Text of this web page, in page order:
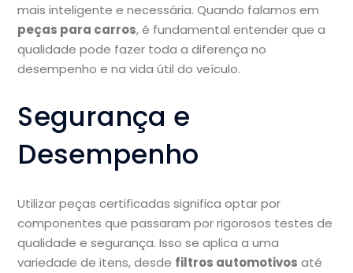
mais inteligente e necessária. Quando falamos em
peças para carros, é fundamental entender que a
qualidade pode fazer toda a diferença no
desempenho e na vida útil do veículo.
Segurança e
Desempenho
Utilizar peças certificadas significa optar por
componentes que passaram por rigorosos testes de
qualidade e segurança. Isso se aplica a uma
variedade de itens, desde filtros automotivos até